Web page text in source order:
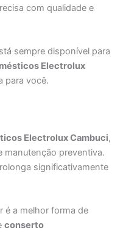
com qualidade e
sempre disponível para
Electrolux
para você.
Electrolux Cambuci,
manutenção preventiva.
significativamente
é a melhor forma de
conserto